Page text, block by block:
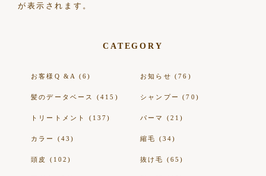
が表示されます。
CATEGORY
お客様Q &A (6) お知らせ (76)
髪のデータベース (415) シャンプー (70)
トリートメント (137) パーマ (21)
カラー (43) 縮毛 (34)
頭皮 (102) 抜け毛 (65)